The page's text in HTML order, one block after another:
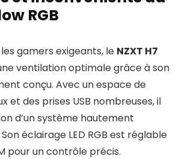
RGB
gamers exigeants, le NZXT H7
ventilation optimale grâce à son
conçu. Avec un espace de
et des prises USB nombreuses, il
d’un système hautement
éclairage LED RGB est réglable
pour un contrôle précis.